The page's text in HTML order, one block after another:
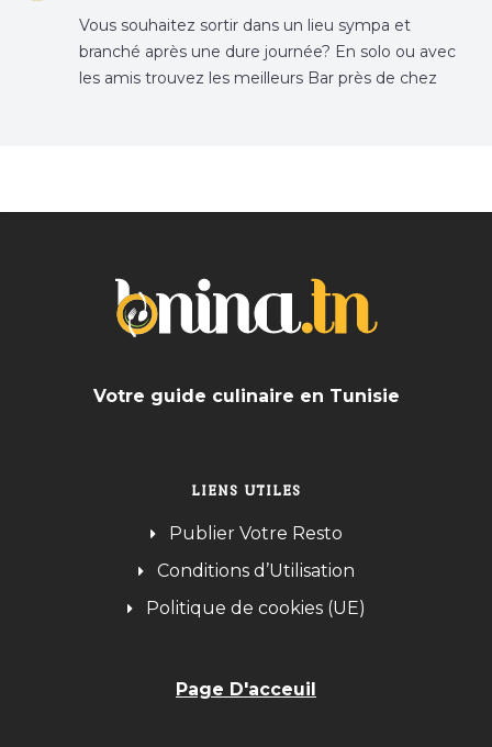
Vous souhaitez sortir dans un lieu sympa et
branché après une dure journée? En solo ou avec
les amis trouvez les meilleurs Bar près de chez
Votre guide culinaire en Tunisie
LIENS UTILES
Publier Votre Resto
Conditions d’Utilisation
Politique de cookies (UE)
Page D'acceuil